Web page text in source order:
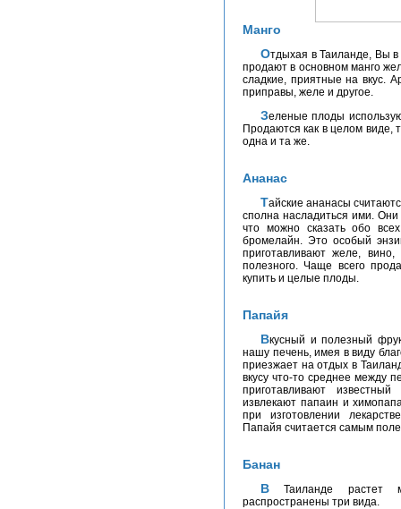
Манго
Отдыхая в Таиланде, Вы в любом случае попробуете этот фрукт. На рынках
продают в основном манго
сладкие, приятные на вкус.
приправы, желе и другое.
Зеленые плоды используются в тайской кухне для приготовления салатов.
Продаются как в целом виде,
одна и та же.
Ананас
Тайские ананасы считаются лучшими в мире, и отдых в Таиланде позволяет
сполна насладиться ими.
что можно сказать обо
бромелайн. Это особый
приготавливают желе,
полезного. Чаще всего
купить и целые плоды.
Папайя
Вкусный и полезный фрукт. Наш гид говорил нам, что папайя «выносит»
нашу печень, имея в виду
приезжает на отдых в
вкусу что-то среднее между
приготавливают
извлекают папаин и
при изготовлении
Папайя считается самым
Банан
В Таиланде растет много разновидностей банана. На рынке
распространены три вида.